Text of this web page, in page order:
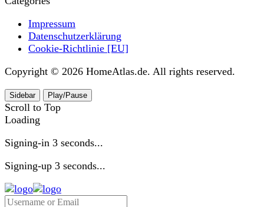
Impressum
Datenschutzerklärung
Cookie-Richtlinie [EU]
Copyright © 2026 HomeAtlas.de. All rights reserved.
Sidebar Play/Pause
Scroll to Top
Loading
Signing-in 3 seconds...
Signing-up 3 seconds...